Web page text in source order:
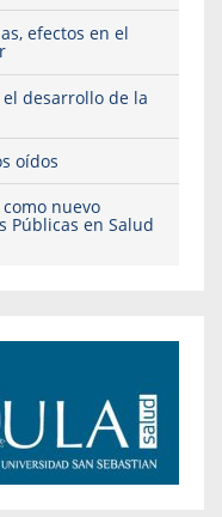
efectos en el
desarrollo de la
oídos
nuevo
Públicas en Salud